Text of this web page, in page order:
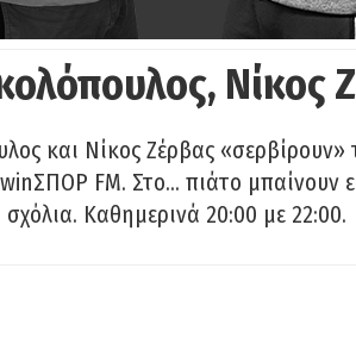
Νίκος
και Νίκος Ζέρβας «σερβίρουν»
FM. Στο… πιάτο μπαίνουν
σχόλια. Καθημερινά 20:00 με 22:00.